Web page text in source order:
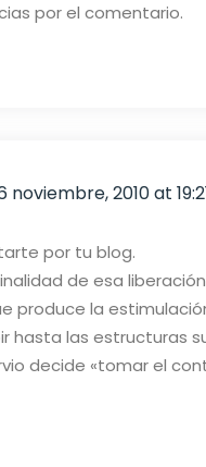
por el comentario.
noviembre, 2010 at
por tu blog.
de esa
produce la
hasta las estructuras
decide «tomar el